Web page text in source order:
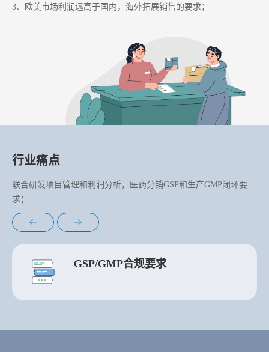
3、欧美市场利润远高于国内，海外拓展销售的要求；
行业痛点
联合研发项目管理和利润分析，医药分销GSP和生产GMP闭环要
求；
GSP/GMP合规要求